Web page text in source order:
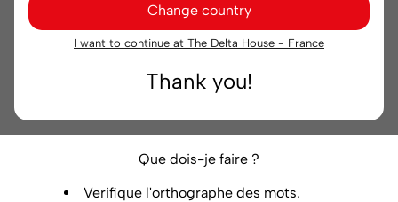
Change country
I want to continue at The Delta House - France
Thank you!
Aucun résultat trouvé pour
Que dois-je faire ?
Verifique l'orthographe des mots.